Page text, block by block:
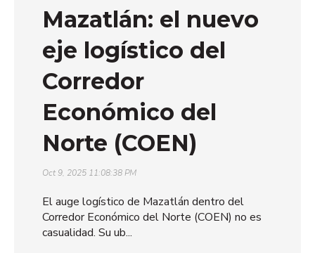
Mazatlán: el nuevo
eje logístico del
Corredor
Económico del
Norte (COEN)
Oct 9, 2025 11:08:38 PM
El auge logístico de Mazatlán dentro del
Corredor Económico del Norte (COEN) no es
casualidad. Su ub...